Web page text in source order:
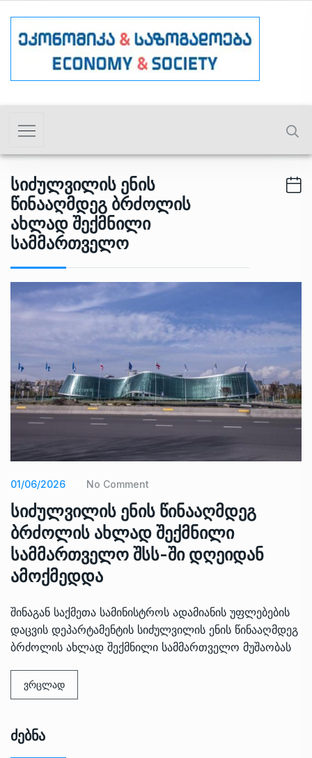
Სიძულვილის Ენის
Წინააღმდეგ Ბრძოლის
Ახლად Შექმნილი
Სამმართველო
01/06/2026 No Comment
სიძულვილის ენის წინააღმდეგ
ბრძოლის ახლად შექმნილი
სამმართველო შსს-ში დღეიდან
ამოქმედდა
შინაგან საქმეთა სამინისტროს ადამიანის უფლებების
დაცვის დეპარტამენტის სიძულვილის ენის წინააღმდეგ
ბრძოლის ახლად შექმნილი სამმართველო მუშაობას
ვრცლად
Ძებნა